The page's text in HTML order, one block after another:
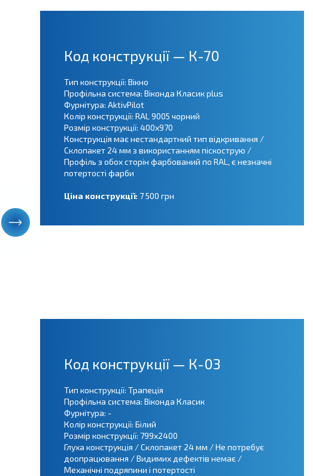
Код конструкції — К-70
Тип конструкції: Вікно
Профільна система: Віконда Класик plus
Фурнітура: AktivPilot
Колір конструкції: RAL 9005 чорний
Розмір конструкції: 400х970
Конструкція має нестандартний тип відкривання /
Склопакет 24 мм з використанням піскострую /
Профіль з обох сторін фарбований по RAL, є незначні
потертості фарби
Ціна конструкції: 7 500 грн
Код конструкції — К-03
Тип конструкції: Трапеція
Профільна система: Віконда Класик
Фурнітура: -
Колір конструкції: Білий
Розмір конструкції: 799х2400
Глуха конструкція / Склопакет 24 мм / Не потребує
доопрацювання / Видимих дефектів немає /
Механічні подряпини і потертості